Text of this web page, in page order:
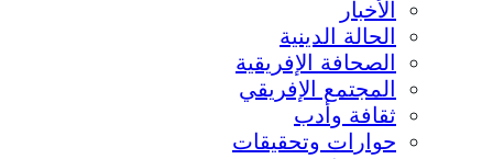
الأخبار
الحالة الدينية
الصحافة الإفريقية
المجتمع الإفريقي
ثقافة وأدب
حوارات وتحقيقات